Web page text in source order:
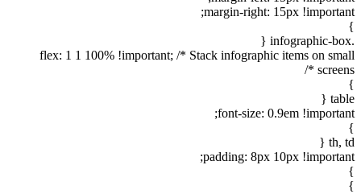
margin-right: 15px !important;
}
.infographic-box {
flex: 1 1 100% !important; /* Stack infographic items on small
screens */
}
table {
font-size: 0.9em !important;
}
th, td {
padding: 8px 10px !important;
}
}